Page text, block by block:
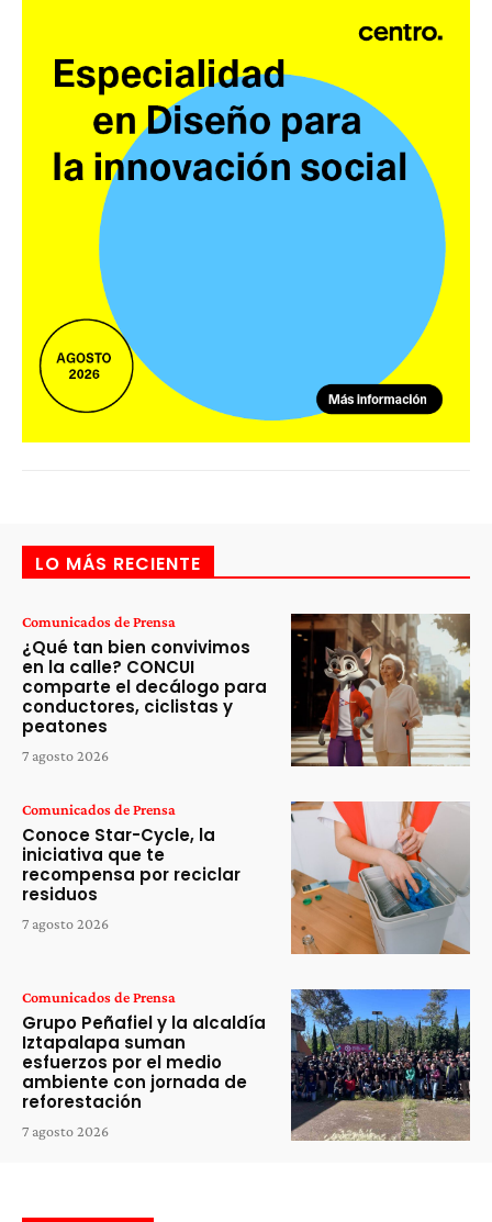
LO MÁS RECIENTE
Comunicados de Prensa
¿Qué tan bien convivimos
en la calle? CONCUI
comparte el decálogo para
conductores, ciclistas y
peatones
7 agosto 2026
Comunicados de Prensa
Conoce Star-Cycle, la
iniciativa que te
recompensa por reciclar
residuos
7 agosto 2026
Comunicados de Prensa
Grupo Peñafiel y la alcaldía
Iztapalapa suman
esfuerzos por el medio
ambiente con jornada de
reforestación
7 agosto 2026